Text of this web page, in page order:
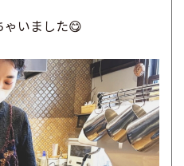
いました😋